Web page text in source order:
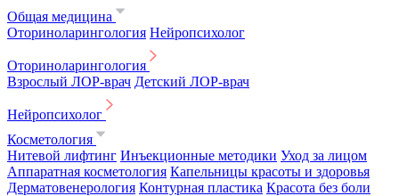
Общая медицина
Оториноларингология Нейропсихолог
Оториноларингология
Взрослый ЛОР-врач Детский ЛОР-врач
Нейропсихолог
Косметология
Нитевой лифтинг Инъекционные методики Уход за лицом
Аппаратная косметология Капельницы красоты и здоровья
Дерматовенерология Контурная пластика Красота без боли